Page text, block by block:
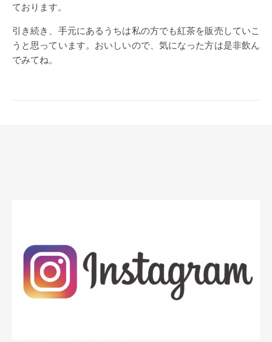
ております。
引き続き、手元にあるうちは私の方でも紅茶を販売していこ
うと思っています。おいしいので、気になった方は是非飲ん
でみてね。